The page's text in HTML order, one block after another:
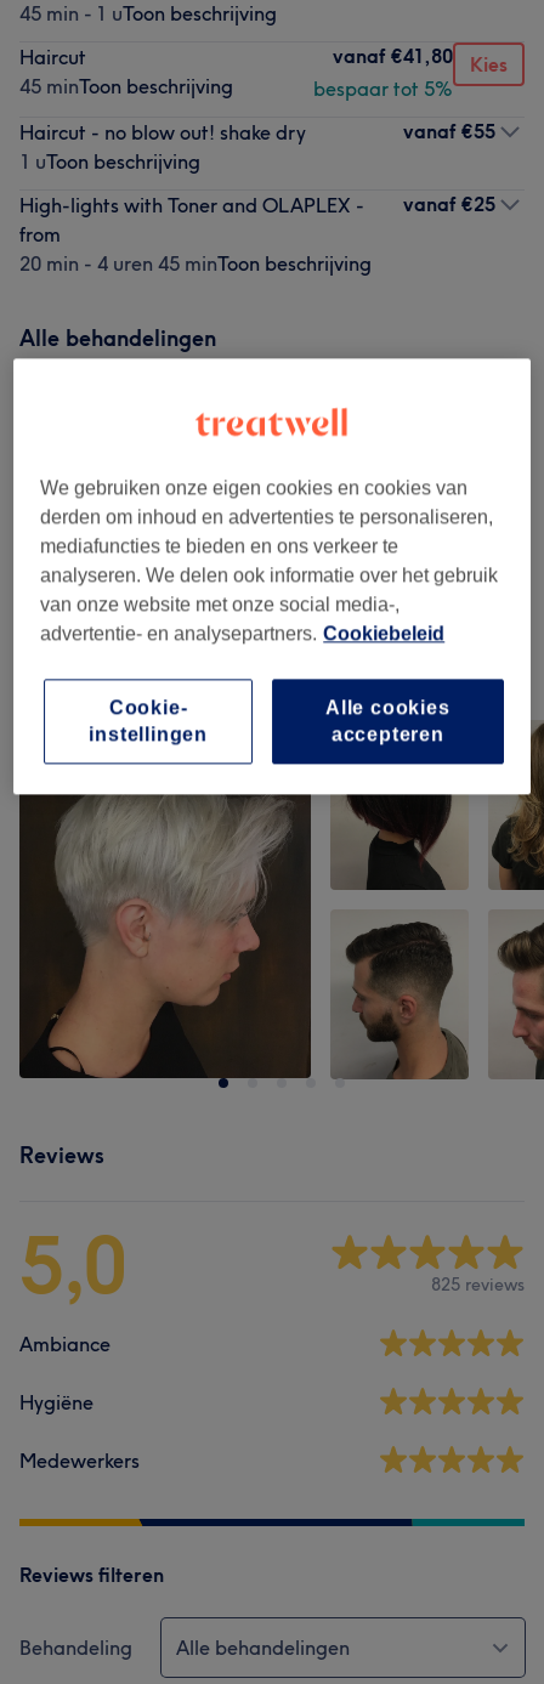
45 min - 1 uToon beschrijving
Haircut
45 minToon beschrijving
vanaf €41,80
bespaar tot 5%
Kies
Haircut - no blow out! shake dry
1 uToon beschrijving
vanaf €55
High-lights with Toner and OLAPLEX -
from
20 min - 4 uren 45 minToon beschrijving
vanaf €25
Alle behandelingen
Haircuts And Styling (2)
Studenten - Knippen (1) vanaf €55
Kinderen - Knippen (1) vanaf €41,80
Kleuren (6)
Ons werk
Klik op de afbeelding voor meer details
Reviews
5,0 825 reviews
Ambiance
Hygiëne
Medewerkers
Reviews filteren
Behandeling Alle behandelingen
We gebruiken onze eigen cookies en cookies van
derden om inhoud en advertenties te personaliseren,
mediafuncties te bieden en ons verkeer te
analyseren. We delen ook informatie over het gebruik
van onze website met onze social media-,
advertentie- en analysepartners. Cookiebeleid
Alle cookies
accepteren
Cookie-
instellingen